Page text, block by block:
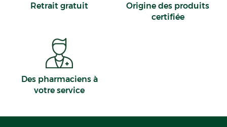
Retrait gratuit
Origine des produits
certifiée
Des pharmaciens à
votre service